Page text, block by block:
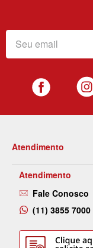
Atendimento
Atendimento
Fale Conosco
(11) 3855 7000